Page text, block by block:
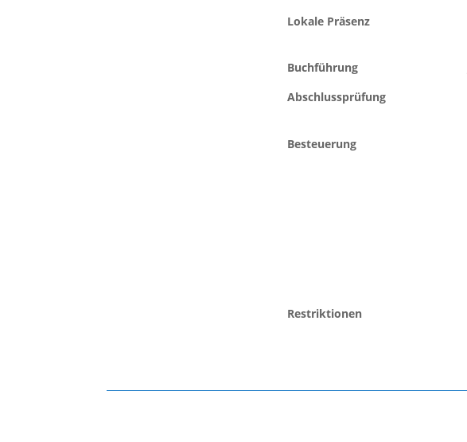
Lokale Präsenz
Buchführung
Abschlussprüfung
Besteuerung
Restriktionen